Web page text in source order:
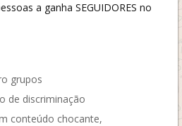
a ganha SEGUIDORES no
grupos
de discriminação
conteúdo chocante,